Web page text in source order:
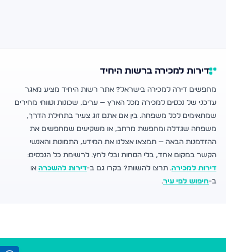
דירות למכירה ברשות היחיד
מחפשים דירה למכירה בישראל? אתר רשות היחיד מציע מאגר
עדכני של נכסים למכירה מכל הארץ — ערים, שכונות וטווחי מחירים
שמתאימים לכל משפחה. בין אם אתם זוג צעיר בתחילת הדרך,
משפחה שגדלה ומחפשת מרחב, או משקיעים שמחפשים את
ההזדמנות הבאה — תמצאו אצלנו את המידע, התמונות והאנשי
הקשר במקום אחד, בלי הסחות ובלי לחץ. לרשימת כל הנכסים:
דירות למכירה. תרצו להשוות? בקרו גם ב-דירות להשכרה או
ב-חיפוש לפי עיר.